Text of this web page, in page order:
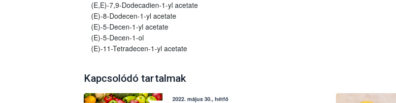
(E,E)-7,9-Dodecadien-1-yl acetate
(E)-8-Dodecen-1-yl acetate
(E)-5-Decen-1-yl acetate
(E)-5-Decen-1-ol
(E)-11-Tetradecen-1-yl acetate
Kapcsolódó tartalmak
2022. május 30., hétfő